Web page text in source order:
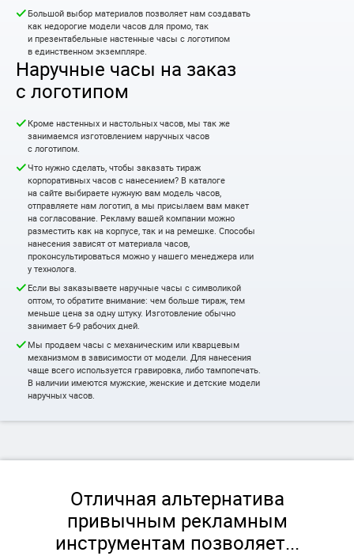
Большой выбор материалов позволяет нам создавать
как недорогие модели часов для промо, так
и презентабельные настенные часы с логотипом
в единственном экземпляре.
Наручные часы на заказ
с логотипом
Кроме настенных и настольных часов, мы так же
занимаемся изготовлением наручных часов
с логотипом.
Что нужно сделать, чтобы заказать тираж
корпоративных часов с нанесением? В каталоге
на сайте выбираете нужную вам модель часов,
отправляете нам логотип, а мы присылаем вам макет
на согласование. Рекламу вашей компании можно
разместить как на корпусе, так и на ремешке. Способы
нанесения зависят от материала часов,
проконсультироваться можно у нашего менеджера или
у технолога.
Если вы заказываете наручные часы с символикой
оптом, то обратите внимание: чем больше тираж, тем
меньше цена за одну штуку. Изготовление обычно
занимает 6-9 рабочих дней.
Мы продаем часы с механическим или кварцевым
механизмом в зависимости от модели. Для нанесения
чаще всего используется гравировка, либо тампопечать.
В наличии имеются мужские, женские и детские модели
наручных часов.
Отличная альтернатива
привычным рекламным
инструментам позволяет...